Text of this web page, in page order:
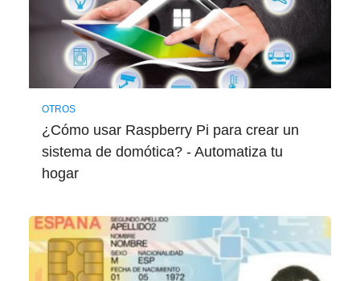
OTROS
¿Cómo usar Raspberry Pi para crear un
sistema de domótica? - Automatiza tu
hogar